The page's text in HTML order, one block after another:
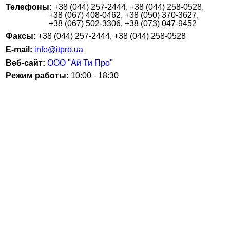
Телефоны: +38 (044) 257-2444, +38 (044) 258-0528,
+38 (067) 408-0462, +38 (050) 370-3627,
+38 (067) 502-3306, +38 (073) 047-9452
Факсы: +38 (044) 257-2444, +38 (044) 258-0528
E-mail: info@itpro.ua
Веб-сайт: ООО "Ай Ти Про"
Режим работы: 10:00 - 18:30